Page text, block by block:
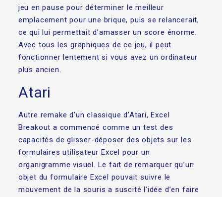
jeu en pause pour déterminer le meilleur
emplacement pour une brique, puis se relancerait,
ce qui lui permettait d’amasser un score énorme.
Avec tous les graphiques de ce jeu, il peut
fonctionner lentement si vous avez un ordinateur
plus ancien.
Atari
Autre remake d’un classique d’Atari, Excel
Breakout a commencé comme un test des
capacités de glisser-déposer des objets sur les
formulaires utilisateur Excel pour un
organigramme visuel. Le fait de remarquer qu’un
objet du formulaire Excel pouvait suivre le
mouvement de la souris a suscité l’idée d’en faire